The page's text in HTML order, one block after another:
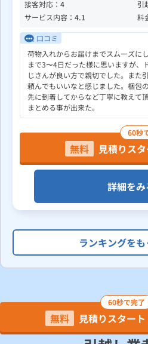
接客対応： 4 引
サービス内容： 4.1 料
口コミ
荷物入れからお届けまでスムーズに
まで3〜4日だった様に思いますが、
じさんが良い方で親切でした。また
頼んでもいいなと感じました。梱包
先に到着してからなど丁寧に教えて
まとめる事が出来た。
60秒
無料 見積りスタ
詳細をみ
ランキングを
60秒で完了
無料 見積りスタート